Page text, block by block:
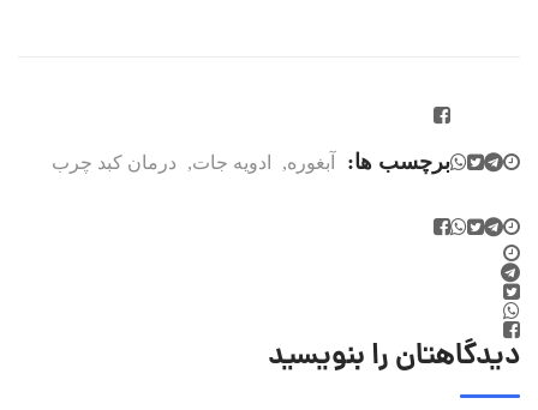
برچسب ها: آبغوره ادویه جات درمان کبد چرب
دیدگاهتان را بنویسید